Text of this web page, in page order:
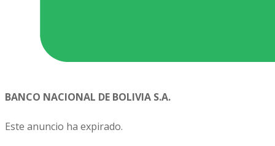
BANCO NACIONAL DE BOLIVIA S.A.
Este anuncio ha expirado.